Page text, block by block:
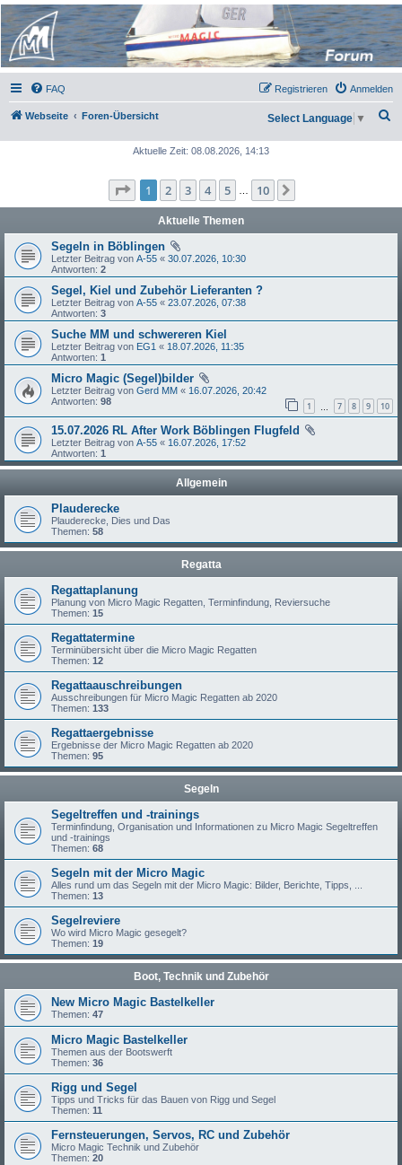
Micro Magic Forum
Deutschland
FAQ Anmelden
Registrieren
Webseite Foren-Übersicht Select Language ▼
Aktuelle Zeit: 08.08.2026, 14:13
Seite 1von 10
1 2 3 4 5 10
Aktuelle Themen
Segeln in Böblingen
Letzter Beitrag von A-55 « 30.07.2026, 10:30
Antworten: 2
Segel, Kiel und Zubehör Lieferanten ?
Letzter Beitrag von A-55 « 23.07.2026, 07:38
Antworten: 3
Suche MM und schwereren Kiel
Letzter Beitrag von EG1 « 18.07.2026, 11:35
Antworten: 1
Micro Magic (Segel)bilder
Letzter Beitrag von Gerd MM « 16.07.2026, 20:42
Antworten: 98 1 7 8 9 10
15.07.2026 RL After Work Böblingen Flugfeld
Letzter Beitrag von A-55 « 16.07.2026, 17:52
Antworten: 1
Allgemein
Plauderecke
Plauderecke, Dies und Das
Themen: 58
Regatta
Regattaplanung
Planung von Micro Magic Regatten, Terminfindung, Reviersuche
Themen: 15
Regattatermine
Terminübersicht über die Micro Magic Regatten
Themen: 12
Regattaauschreibungen
Ausschreibungen für Micro Magic Regatten ab 2020
Themen: 133
Regattaergebnisse
Ergebnisse der Micro Magic Regatten ab 2020
Themen: 95
Segeln
Segeltreffen und -trainings
Terminfindung, Organisation und Informationen zu Micro Magic Segeltreffen
und -trainings
Themen: 68
Segeln mit der Micro Magic
Alles rund um das Segeln mit der Micro Magic: Bilder, Berichte, Tipps, ...
Themen: 13
Segelreviere
Wo wird Micro Magic gesegelt?
Themen: 19
Boot, Technik und Zubehör
New Micro Magic Bastelkeller
Themen: 47
Micro Magic Bastelkeller
Themen aus der Bootswerft
Themen: 36
Rigg und Segel
Tipps und Tricks für das Bauen von Rigg und Segel
Themen: 11
Fernsteuerungen, Servos, RC und Zubehör
Micro Magic Technik und Zubehör
Themen: 20